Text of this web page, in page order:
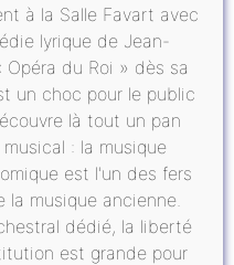
à la Salle Favart avec
lyrique de Jean-
Opéra du Roi » dès sa
un choc pour le public
là tout un pan
: la musique
est l'un des fers
musique ancienne.
dédié, la liberté
est grande pour